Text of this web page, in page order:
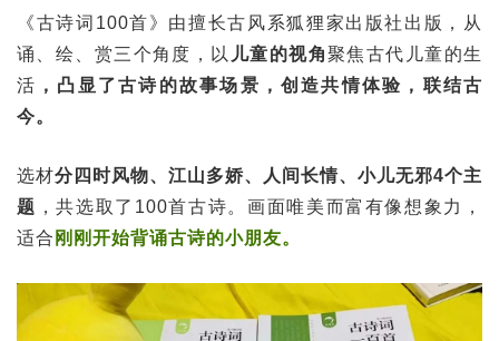
《古诗词100首》由擅长古风系狐狸家出版社出版，从
诵、绘、赏三个角度，以 儿童的视角聚焦古代儿童的生
活 ，凸显了古诗的故事场景，创造共情体验，联结古
今。
选材分四时风物、江山多娇、人间长情、小儿无邪4个主
题 ，共选取了100首古诗。画面唯美而富有像想象力，
适合 刚刚开始背诵古诗的小朋友。